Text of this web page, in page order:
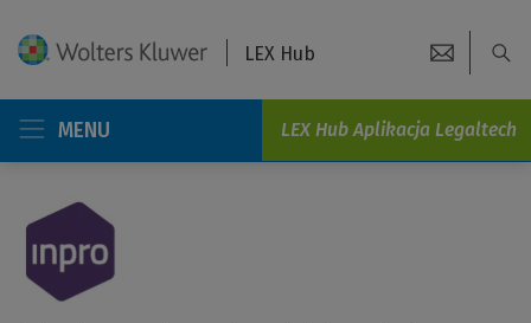
LEX Hub
LEX Hub Aplikacja Legaltech
MENU